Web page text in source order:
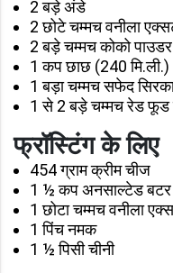
2 बड़े अंडे
2 छोटे चम्मच वनीला
2 बड़े चम्मच कोको पाउडर
1 कप छाछ (240 मि.ली.)
1 बड़ा चम्मच सफेद
1 से 2 बड़े चम्मच रेड
फ्रॉस्टिंग के लिए
454 ग्राम क्रीम चीज
1 ½ कप अनसाल्टेड बटर
1 छोटा चम्मच वनीला
1 पिंच नमक
1 ½ पिसी चीनी